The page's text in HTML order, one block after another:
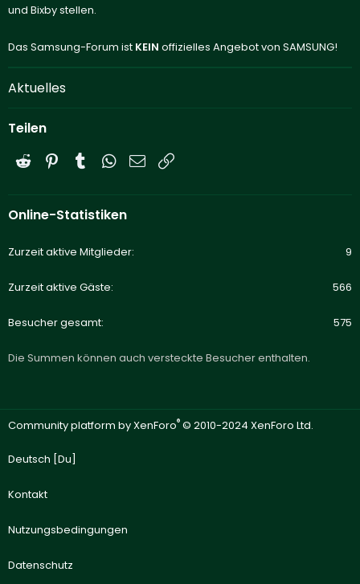
und Bixby stellen.
Das Samsung-Forum ist KEIN offizielles Angebot von SAMSUNG!
Aktuelles
Teilen
Reddit PinterestTumblrWhatsApp
E-Mail
Online-Statistiken
Zurzeit aktive Mitglieder 9
Zurzeit aktive Gäste 566
Besucher gesamt 575
Die Summen können auch versteckte Besucher enthalten.
Community platform by XenForo® © 2010-2024 XenForo Ltd.
Deutsch [Du]
Kontakt
Nutzungsbedingungen
Datenschutz